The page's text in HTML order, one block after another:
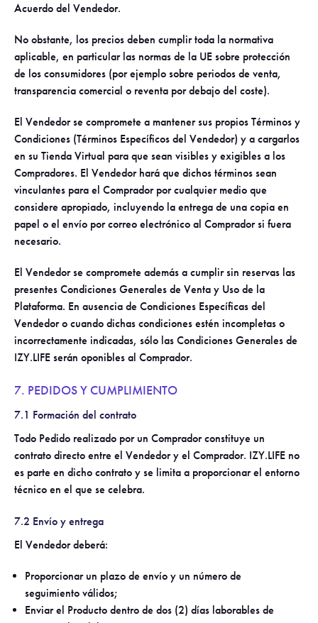
Acuerdo del Vendedor.
No obstante, los precios deben cumplir toda la normativa
aplicable, en particular las normas de la UE sobre protección
de los consumidores (por ejemplo sobre periodos de venta,
transparencia comercial o reventa por debajo del coste).
El Vendedor se compromete a mantener sus propios Términos y
Condiciones (Términos Específicos del Vendedor) y a cargarlos
en su Tienda Virtual para que sean visibles y exigibles a los
Compradores. El Vendedor hará que dichos términos sean
vinculantes para el Comprador por cualquier medio que
considere apropiado, incluyendo la entrega de una copia en
papel o el envío por correo electrónico al Comprador si fuera
necesario.
El Vendedor se compromete además a cumplir sin reservas las
presentes Condiciones Generales de Venta y Uso de la
Plataforma. En ausencia de Condiciones Específicas del
Vendedor o cuando dichas condiciones estén incompletas o
incorrectamente indicadas, sólo las Condiciones Generales de
IZY.LIFE serán oponibles al Comprador.
7. PEDIDOS Y CUMPLIMIENTO
7.1 Formación del contrato
Todo Pedido realizado por un Comprador constituye un
contrato directo entre el Vendedor y el Comprador. IZY.LIFE no
es parte en dicho contrato y se limita a proporcionar el entorno
técnico en el que se celebra.
7.2 Envío y entrega
El Vendedor deberá:
Proporcionar un plazo de envío y un número de
seguimiento válidos;
Enviar el Producto dentro de dos (2) días laborables de